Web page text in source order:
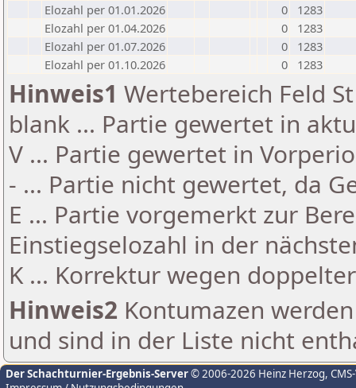
Elozahl per 01.01.2026
0
1283
Elozahl per 01.04.2026
0
1283
Elozahl per 01.07.2026
0
1283
Elozahl per 01.10.2026
0 1283
Hinweis1 Wertebereich Feld
blank ... Partie gewertet in
V ... Partie gewertet in
- ... Partie nicht gewertet, da
E ... Partie vorgemerkt zur
Einstiegselozahl in der
K ... Korrektur wegen
Hinweis2 Kontumazen
und sind in der Liste nicht
Der Schachturnier-Ergebnis-Server© 2006-2026 Heinz Herzog,